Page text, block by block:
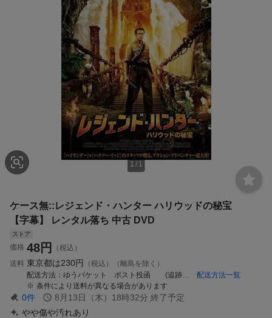
1 / 1
ケース無::レジェンド・ハンター ハリウッドの秘宝
【字幕】 レンタル落ち 中古 DVD
ストア
価格 48円
（税込）
送料 東京都は230円
（税込）（離島を除く）
配送方法
ゆうパケット ポスト投函 (追跡番号あり・セット商品不可、日時指定や代引での配送はできません)
配送方法一覧
条件により送料が異なる場合があります
0件 8月13日（木）18時32分 終了予定
やや傷や汚れあり